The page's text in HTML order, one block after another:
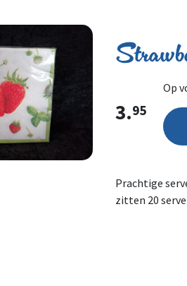
3.95
Op
Prachtige
zitten 20